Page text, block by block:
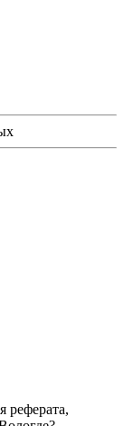
реферата,